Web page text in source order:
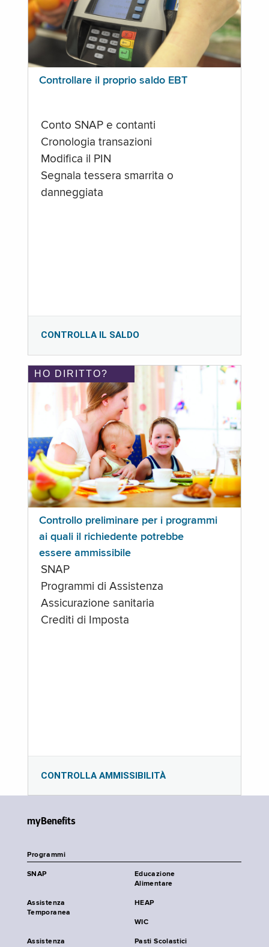
Controllare il proprio saldo EBT
Conto SNAP e contanti
Cronologia transazioni
Modifica il PIN
Segnala tessera smarrita o
danneggiata
CONTROLLA IL SALDO
HO DIRITTO?
Controllo preliminare per i programmi
ai quali il richiedente potrebbe
essere ammissibile
SNAP
Programmi di Assistenza
Assicurazione sanitaria
Crediti di Imposta
CONTROLLA AMMISSIBILITÀ
myBenefits
Programmi
SNAP
Educazione
Alimentare
Assistenza
Temporanea
HEAP
WIC
Assistenza
Pasti Scolastici